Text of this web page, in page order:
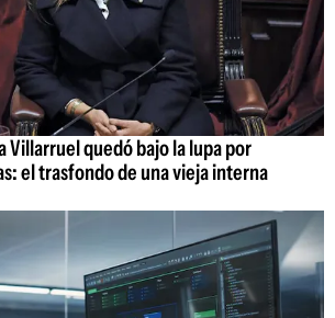
Villarruel quedó bajo la lupa por
el trasfondo de una vieja interna